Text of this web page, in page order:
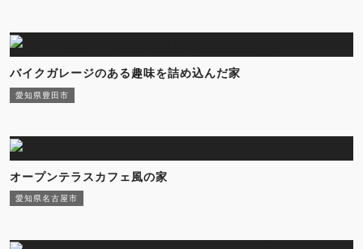
バイクガレージのある趣味を詰め込んだ家
愛知県豊田市
オープンテラスカフェ風の家
愛知県名古屋市